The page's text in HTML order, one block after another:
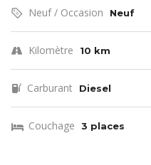
Neuf / Occasion Neuf
Kilomètre 10 km
Carburant Diesel
Couchage 3 places